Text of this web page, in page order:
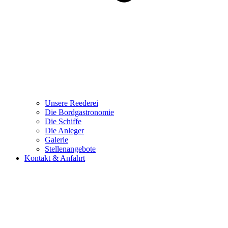
Unsere Reederei
Die Bordgastronomie
Die Schiffe
Die Anleger
Galerie
Stellenangebote
Kontakt & Anfahrt